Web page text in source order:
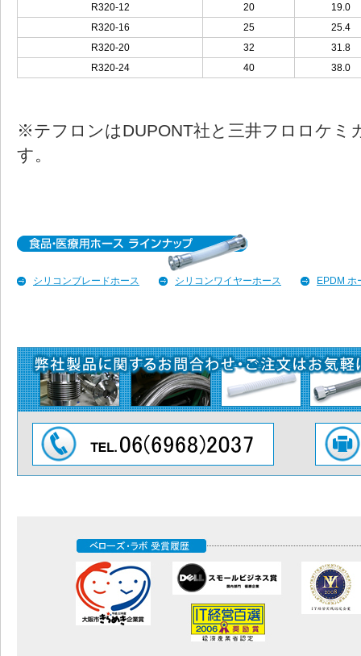
R320-12
20
19.0
R320-16
25
25.4
R320-20
32
31.8
R320-24
40 38.0
※テフロンはDUPONT社と三井フロロケミ
す。
シリコンブレードホース シリコンワイヤーホース EPDM ホ